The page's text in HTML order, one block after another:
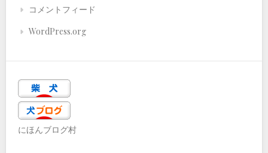
コメントフィード
WordPress.org
にほんブログ村